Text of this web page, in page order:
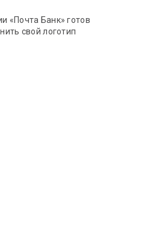
«Почта Банк» готов
свой логотип